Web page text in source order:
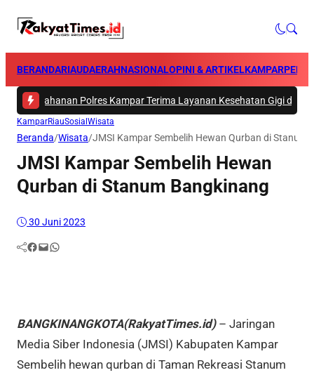
BERANDARIAUDAERAHNASIONALOPINI & ARTIKELKAMPAR
Tahanan Polres Kampar Terima Layanan Kesehatan Gigi dari Tim
KamparRiauSosial Wisata
Beranda/Wisata/JMSI Kampar Sembelih Hewan Qurban di Stanum
JMSI Kampar Sembelih Hewan
Qurban di Stanum Bangkinang
30 Juni 2023
Facebook Mail WhatsApp
BANGKINANGKOTA(RakyatTimes.id)– Jaringan
Media Siber Indonesia (JMSI) Kabupaten Kampar
Sembelih hewan qurban di Taman Rekreasi Stanum